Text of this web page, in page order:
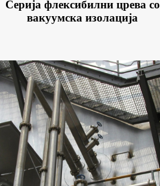
Серија флексибилни црева со
вакуумска изолација